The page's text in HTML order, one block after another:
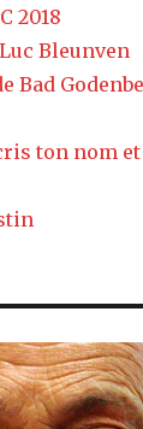
2018
Bleunven
Bad
ton nom et